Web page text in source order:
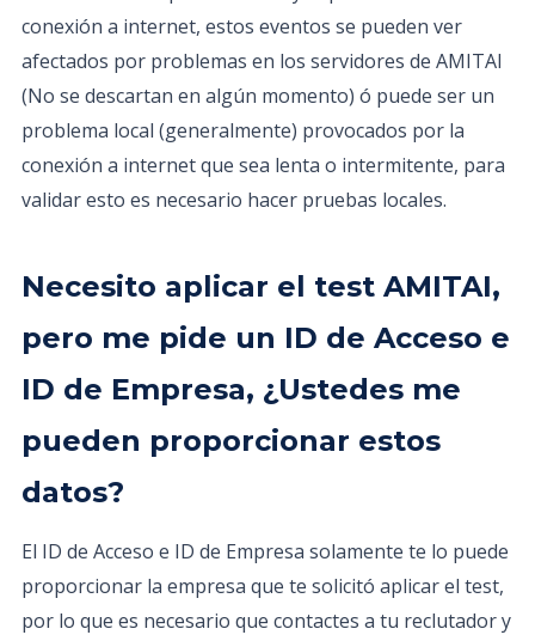
conexión a internet, estos eventos se pueden ver
afectados por problemas en los servidores de AMITAI
(No se descartan en algún momento) ó puede ser un
problema local (generalmente) provocados por la
conexión a internet que sea lenta o intermitente, para
validar esto es necesario hacer pruebas locales.
Necesito aplicar el test AMITAI,
pero me pide un ID de Acceso e
ID de Empresa, ¿Ustedes me
pueden proporcionar estos
datos?
El ID de Acceso e ID de Empresa solamente te lo puede
proporcionar la empresa que te solicitó aplicar el test,
por lo que es necesario que contactes a tu reclutador y